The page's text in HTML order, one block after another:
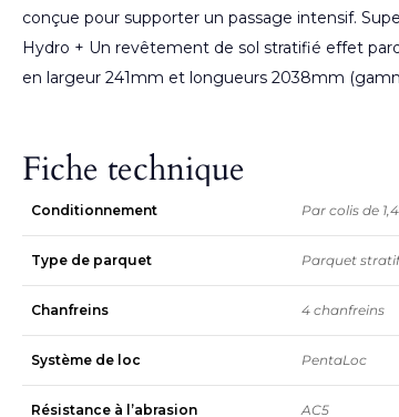
conçue pour supporter un passage intensif.
Hydro + Un revêtement de sol stratifié effet
en largeur 241mm et longueurs 2038mm
Fiche technique
Conditionnement Par colis de
Type de parquet Parquet
Chanfreins 4 chanfreins
Système de loc PentaLoc
Résistance à l’abrasion AC5